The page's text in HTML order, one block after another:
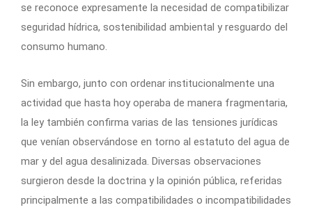
se reconoce expresamente la necesidad de compatibilizar
seguridad hídrica, sostenibilidad ambiental y resguardo del
consumo humano.
Sin embargo, junto con ordenar institucionalmente una
actividad que hasta hoy operaba de manera fragmentaria,
la ley también confirma varias de las tensiones jurídicas
que venían observándose en torno al estatuto del agua de
mar y del agua desalinizada. Diversas observaciones
surgieron desde la doctrina y la opinión pública, referidas
principalmente a las compatibilidades o incompatibilidades